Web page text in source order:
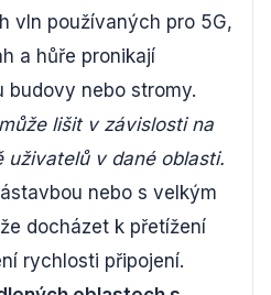
vln používaných pro 5G,
a hůře pronikají
budovy nebo stromy.
lišit v závislosti na
uživatelů v dané oblasti.
nebo s velkým
docházet k přetížení
rychlosti připojení.